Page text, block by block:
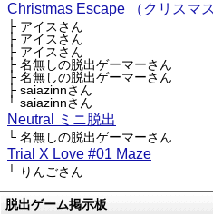
Christmas Escape （クリスマ
├ アイスさん
├ アイスさん
├ アイスさん
├ 名無しの脱出ゲーマーさん
├ 名無しの脱出ゲーマーさん
├ saiazinnさん
└ saiazinnさん
Neutral ミニ脱出
└ 名無しの脱出ゲーマーさん
Trial X Love #01 Maze
└ りんごさん
脱出ゲーム掲示板